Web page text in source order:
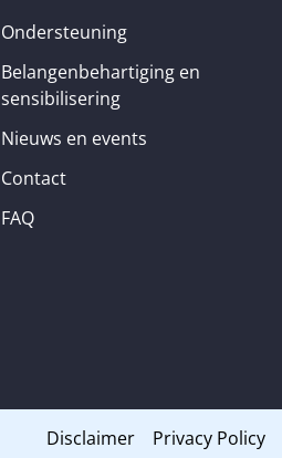
Ondersteuning
Belangenbehartiging en
sensibilisering
Nieuws en events
Contact
FAQ
Disclaimer Privacy Policy